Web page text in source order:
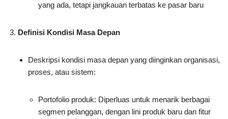
yang ada, tetapi jangkauan terbatas ke pasar baru
Definisi Kondisi Masa Depan
Deskripsi kondisi masa depan yang diinginkan organisasi,
proses, atau sistem:
Portofolio produk: Diperluas untuk menarik berbagai
segmen pelanggan, dengan lini produk baru dan fitur